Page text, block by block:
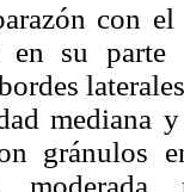
con
en su
mediana
gránulos